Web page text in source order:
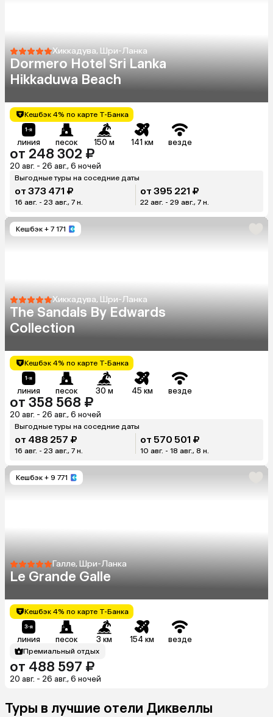
Хиккадува, Шри-Ланка
Dormero Hotel Sri Lanka
Hikkaduwa Beach
Кешбэк 4% по карте Т-Банка
линия песок 150 м 141 км везде
от 248 302 ₽
20 авг. - 26 авг., 6 ночей
Выгодные туры на соседние даты
от 373 471 ₽
16 авг. - 23 авг., 7 н.
от 395 221 ₽
22 авг. - 29 авг., 7 н.
Кешбэк + 7 171
Хиккадува, Шри-Ланка
The Sandals By Edwards
Collection
Кешбэк 4% по карте Т-Банка
линия песок 30 м 45 км везде
от 358 568 ₽
20 авг. - 26 авг., 6 ночей
Выгодные туры на соседние даты
от 488 257 ₽
16 авг. - 23 авг., 7 н.
от 570 501 ₽
10 авг. - 18 авг., 8 н.
Кешбэк + 9 771
Галле, Шри-Ланка
Le Grande Galle
Кешбэк 4% по карте Т-Банка
линия песок 3 км 154 км везде
Премиальный отдых
от 488 597 ₽
20 авг. - 26 авг., 6 ночей
Туры в лучшие отели Диквеллы